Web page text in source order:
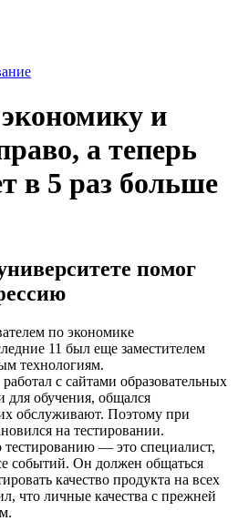
и
а теперь
в 5 раз больше
помог
по экономике
11 был еще заместителем
технологиям.
с сайтами образовательных
обучения, общался
обслуживают. Поэтому при
на тестировании.
— это специалист,
событий. Он должен общаться
качество продукта на всех
что личные качества с прежней